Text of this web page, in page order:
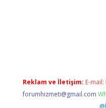
Reklam ve İletişim: E-mail:
forumhizmeti@gmail.com